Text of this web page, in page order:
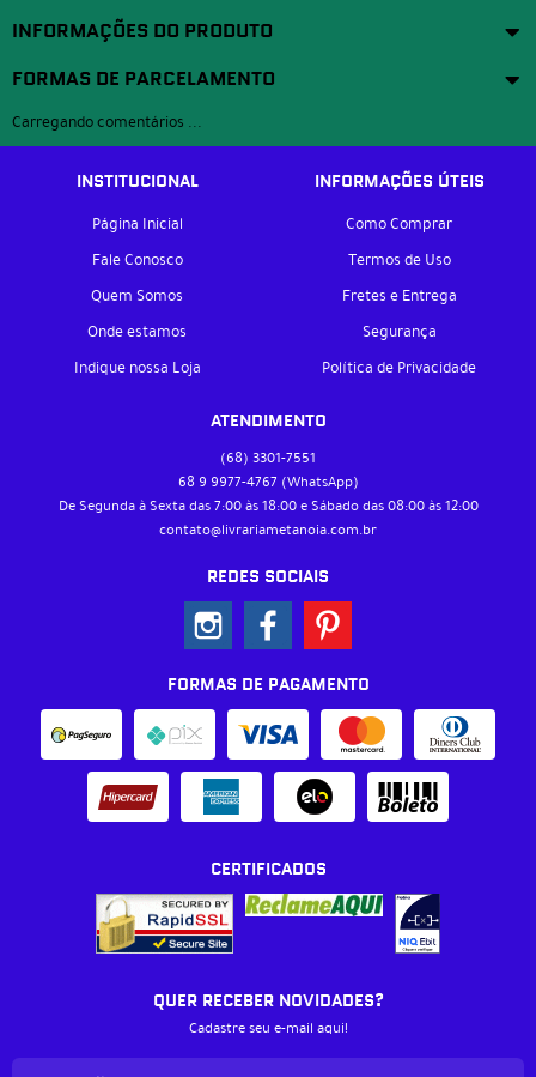
INFORMAÇÕES DO PRODUTO
FORMAS DE PARCELAMENTO
Carregando comentários ...
INSTITUCIONAL
Página Inicial
Fale Conosco
Quem Somos
Onde estamos
Indique nossa Loja
INFORMAÇÕES ÚTEIS
Como Comprar
Termos de Uso
Fretes e Entrega
Segurança
Política de Privacidade
ATENDIMENTO
(68) 3301-7551
68 9 9977-4767 (WhatsApp)
De Segunda à Sexta das 7:00 às 18:00 e Sábado das 08:00 às 12:00
contato@livrariametanoia.com.br
REDES SOCIAIS
FORMAS DE PAGAMENTO
CERTIFICADOS
QUER RECEBER NOVIDADES?
Cadastre seu e-mail aqui!